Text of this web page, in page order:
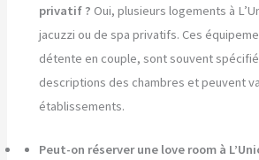
privatif ? Oui, plusieurs logements à
jacuzzi ou de spa privatifs. Ces
détente en couple, sont souvent
descriptions des chambres et peuvent
établissements.
Peut-on réserver une love room à